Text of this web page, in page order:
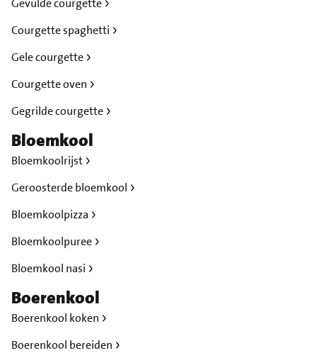
Courgette spaghetti
Gele courgette
Courgette oven
Gegrilde courgette
Bloemkool
Bloemkoolrijst
Geroosterde bloemkool
Bloemkoolpizza
Bloemkoolpuree
Bloemkool nasi
Boerenkool
Boerenkool koken
Boerenkool bereiden